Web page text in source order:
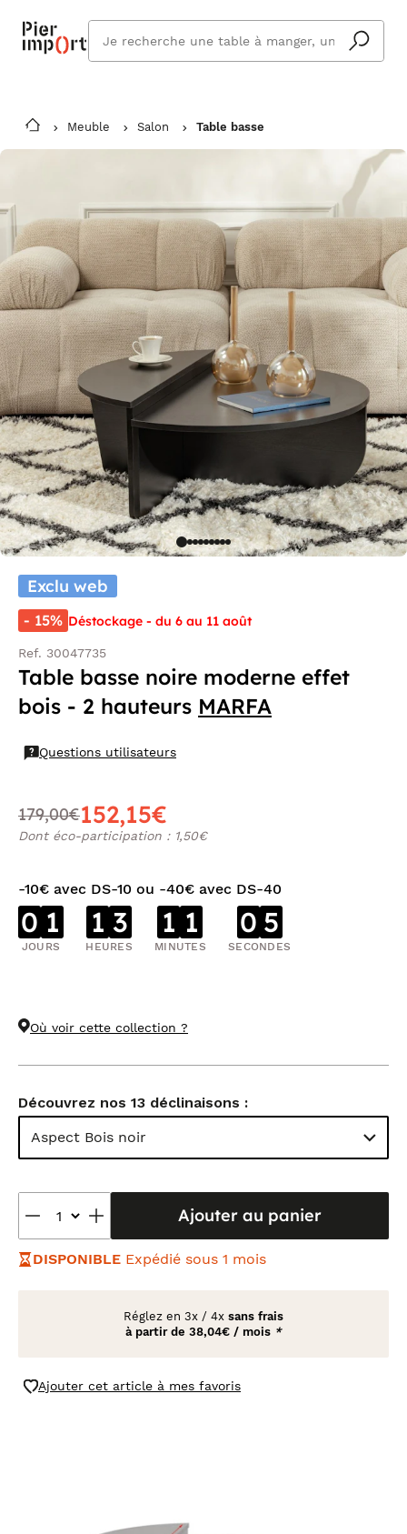
cherchez
vous ?
Meuble Salon Table basse
Exclu web
- 15% Déstockage - du 6 au 11 août
Ref. 30047735
Table basse noire moderne effet
bois - 2 hauteurs MARFA
Questions utilisateurs
179,00€152,15€
Dont éco-participation : 1,50€
-10€ avec DS-10 ou -40€ avec DS-40
0 1
JOURS
1 3
HEURES
1 1
MINUTES
0 5
SECONDES
Où voir cette collection ?
Découvrez nos 13 déclinaisons :
Aspect Bois noir
Ajouter au panier
DISPONIBLE Expédié sous 1 mois
Réglez en 3x / 4x sans frais
à partir de 38,04€ / mois *
Ajouter cet article à mes favoris